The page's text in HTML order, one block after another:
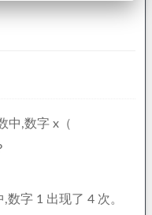
中,数字 x（
,数字 1 出现了 4 次。